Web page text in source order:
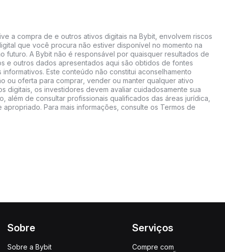
a compra de e outros ativos digitais na Bybit, envolvem riscos
que você procura não estiver disponível no momento na
futuro. A Bybit não é responsável por quaisquer resultados de
e outros dados apresentados aqui são obtidos de fontes
Este conteúdo não constitui aconselhamento
ou oferta para comprar, vender ou manter qualquer ativo
digitais, os investidores devem avaliar cuidadosamente sua
além de consultar profissionais qualificados das áreas jurídica,
Para mais informações, consulte os Termos de
Sobre
Sobre a Bybit
Serviços
Compre com